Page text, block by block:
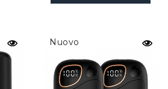
Nuovo